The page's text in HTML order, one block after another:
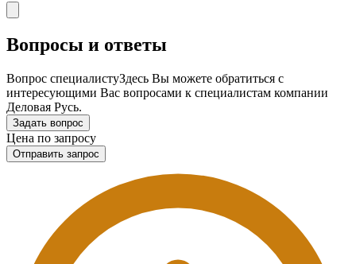
Вопросы и ответы
Вопрос специалистуЗдесь Вы можете обратиться с
интересующими Вас вопросами к специалистам компании
Деловая Русь.
Задать вопрос
Цена по запросу
Отправить запрос